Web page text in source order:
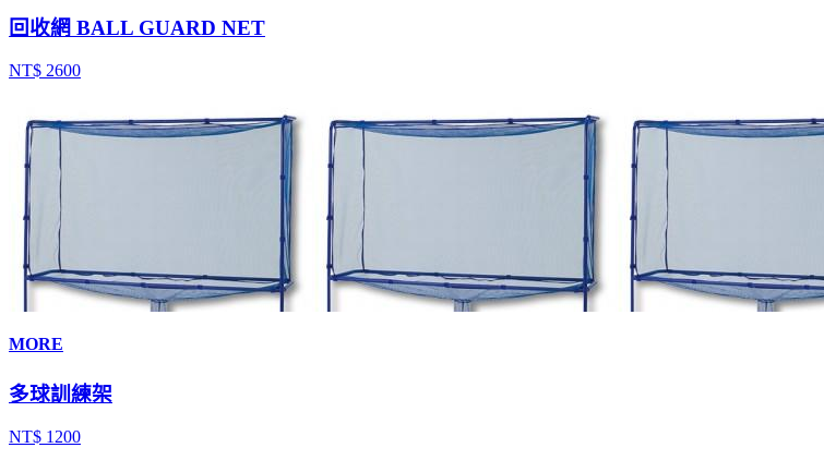
回收網 BALL GUARD NET
NT$ 2600
MORE
多球訓練架
NT$ 1200